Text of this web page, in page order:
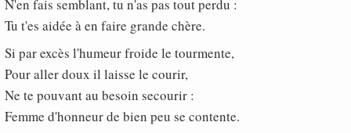
N'en fais semblant, tu n'as pas tout perdu :
Tu t'es aidée à en faire grande chère.
Si par excès l'humeur froide le tourmente,
Pour aller doux il laisse le courir,
Ne te pouvant au besoin secourir :
Femme d'honneur de bien peu se contente.